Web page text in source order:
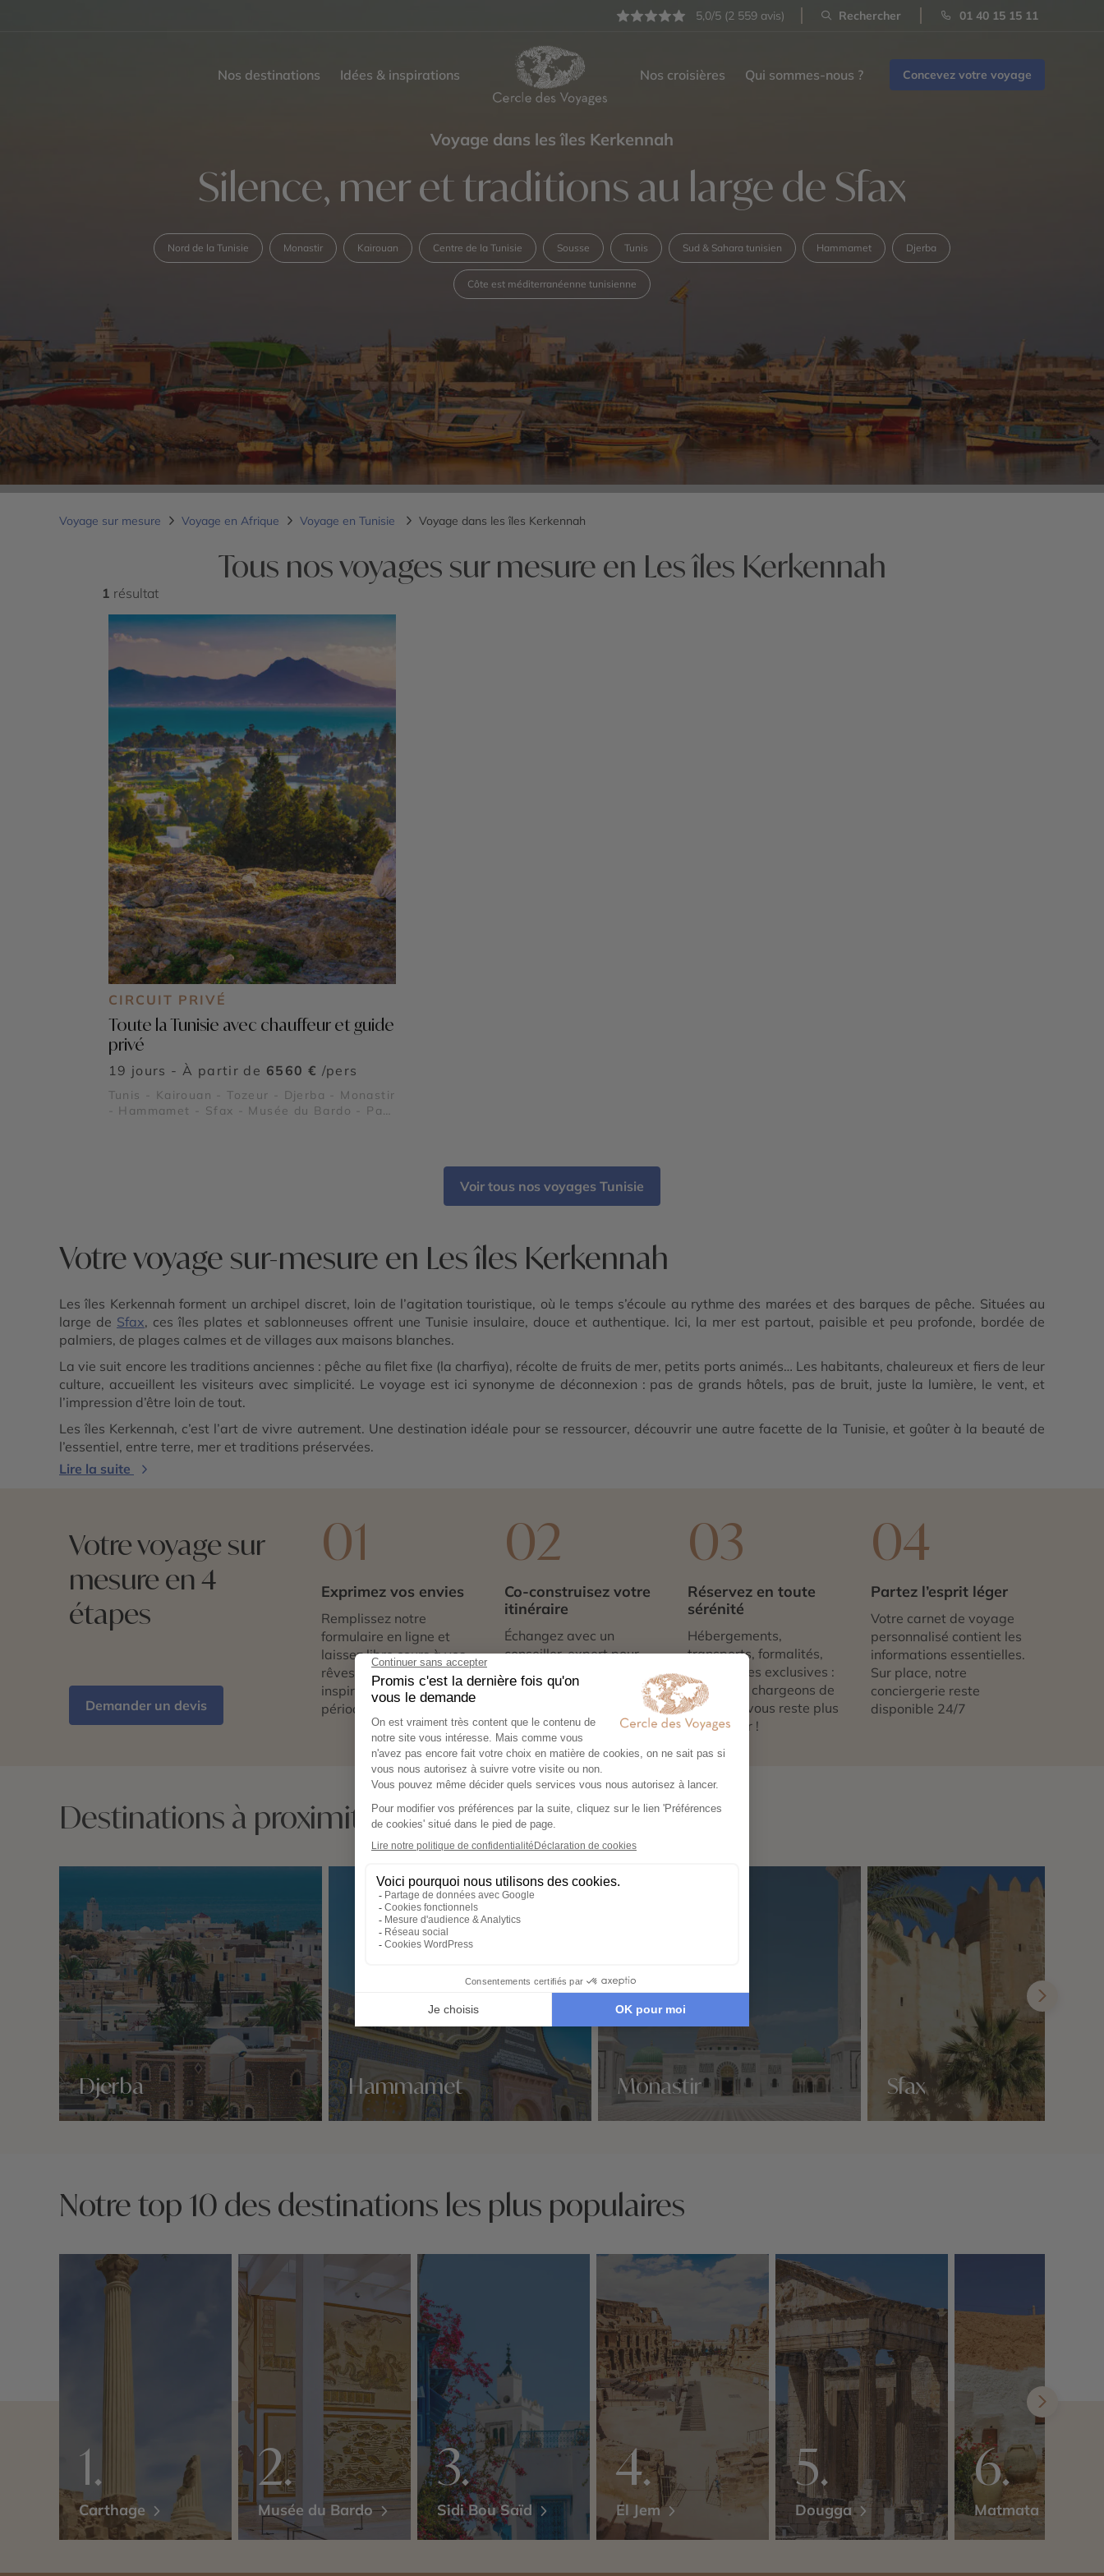
5,0/5 (2 559 avis) Rechercher 01 40 15 15 11
Nos destinations Idées & inspirations Nos croisières Qui sommes-nous ? Concevez votre voyage
Voyage dans les îles Kerkennah
Silence, mer et traditions au large de Sfax
Nord de la Tunisie Monastir Kairouan Centre de la Tunisie Sousse Tunis Sud & Sahara tunisien Hammamet Djerba
Côte est méditerranéenne tunisienne
Voyage sur mesure Voyage en Afrique Voyage en Tunisie Voyage dans les îles Kerkennah
Tous nos voyages sur mesure en Les îles Kerkennah
1 résultat
CIRCUIT PRIVÉ
Toute la Tunisie avec chauffeur et guide
privé
19 jours - À partir de 6560 € /pers
Tunis - Kairouan - Tozeur - Djerba - Monastir
- Hammamet - Sfax - Musée du Bardo - Parc
Voir tous nos voyages Tunisie
Votre voyage sur-mesure en Les îles Kerkennah
Les îles Kerkennah forment un archipel discret, loin de l’agitation touristique, où le temps s’écoule au rythme des marées et des barques de pêche. Situées au
large de Sfax, ces îles plates et sablonneuses offrent une Tunisie insulaire, douce et authentique. Ici, la mer est partout, paisible et peu profonde, bordée de
palmiers, de plages calmes et de villages aux maisons blanches.
La vie suit encore les traditions anciennes : pêche au filet fixe (la charfiya), récolte de fruits de mer, petits ports animés… Les habitants, chaleureux et fiers de leur
culture, accueillent les visiteurs avec simplicité. Le voyage est ici synonyme de déconnexion : pas de grands hôtels, pas de bruit, juste la lumière, le vent, et
l’impression d’être loin de tout.
Les îles Kerkennah, c’est l’art de vivre autrement. Une destination idéale pour se ressourcer, découvrir une autre facette de la Tunisie, et goûter à la beauté de
l’essentiel, entre terre, mer et traditions préservées.
Lire la suite
Votre voyage sur
mesure en 4
étapes
Demander un devis
01
Exprimez vos envies
Remplissez notre
formulaire en ligne et
laissez libre cours à vos
rêves de voyage :
inspirations, budget,
période idéale…
02
Co-construisez votre
itinéraire
Échangez avec un
conseiller-expert pour
image, adapté à vos
envies et à votre rythme.
03
Réservez en toute
sérénité
Hébergements,
transports, formalités,
expériences exclusives :
nous nous chargeons de
tout. Il ne vous reste plus
qu’à partir !
04
Partez l’esprit léger
Votre carnet de voyage
personnalisé contient les
informations essentielles.
Sur place, notre
conciergerie reste
disponible 24/7
Destinations à proximité de Les îles Kerkennah
Djerba Hammamet Monastir Sfax
Notre top 10 des destinations les plus populaires
Carthage Musée du Bardo Sidi Bou Saïd El Jem Dougga Matmata